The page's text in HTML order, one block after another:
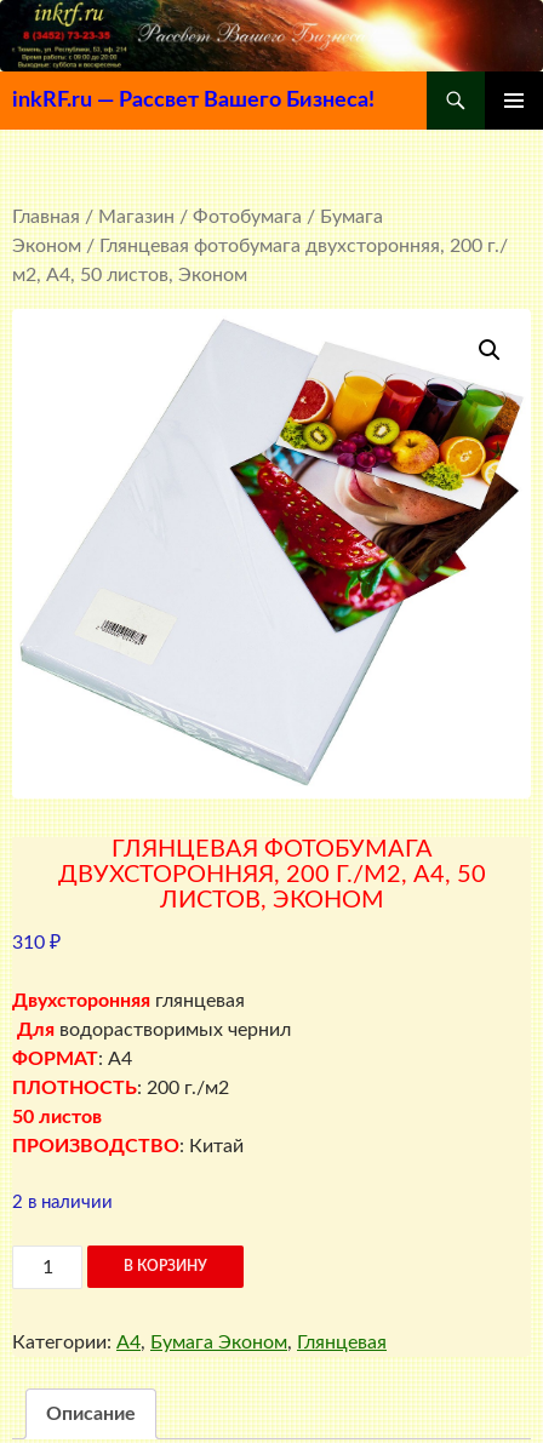
inkRF.ru — Рассвет Вашего Бизнеса!
МЕНЮ
К
СОДЕРЖИМОМУ
Главная/Магазин/Фотобумага/Бумага
Эконом/ Глянцевая фотобумага двухсторонняя, 200 г./
м2, A4, 50 листов, Эконом
ГЛЯНЦЕВАЯ ФОТОБУМАГА
ДВУХСТОРОННЯЯ, 200 Г./М2, A4, 50
ЛИСТОВ, ЭКОНОМ
310 ₽
Двухсторонняя глянцевая
Для водорастворимых чернил
ФОРМАТ: A4
ПЛОТНОСТЬ: 200 г./м2
50 листов
ПРОИЗВОДСТВО: Китай
2 в наличии
Количество
товара
Глянцевая
фотобумага
двухсторонняя,
200
г./
В КОРЗИНУ
Категории: A4, Бумага Эконом, Глянцевая
Описание